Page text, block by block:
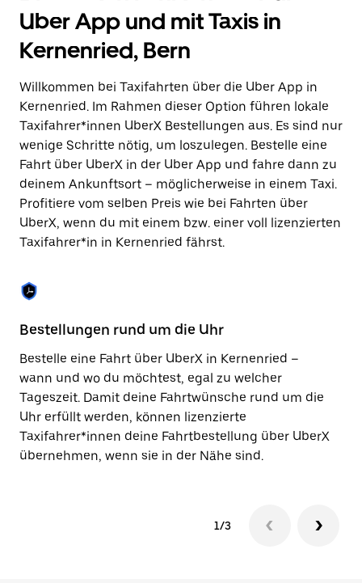
Kalender
zu
interagieren
und
Datum
auszuwählen.
Drücke
die
Escape-
Taste,
um
den
Kalender
zu
schließen.
Uber App und mit Taxis in
Kernenried, Bern
Willkommen bei Taxifahrten über die Uber App in
Kernenried. Im Rahmen dieser Option führen lokale
Taxifahrer*innen UberX Bestellungen aus. Es sind nur
wenige Schritte nötig, um loszulegen. Bestelle eine
Fahrt über UberX in der Uber App und fahre dann zu
deinem Ankunftsort – möglicherweise in einem Taxi.
Profitiere vom selben Preis wie bei Fahrten über
UberX, wenn du mit einem bzw. einer voll lizenzierten
Taxifahrer*in in Kernenried fährst.
Bestellungen rund um die Uhr
Bestelle eine Fahrt über UberX in Kernenried –
wann und wo du möchtest, egal zu welcher
Tageszeit. Damit deine Fahrtwünsche rund um die
Uhr erfüllt werden, können lizenzierte
Taxifahrer*innen deine Fahrtbestellung über UberX
übernehmen, wenn sie in der Nähe sind.
1/3